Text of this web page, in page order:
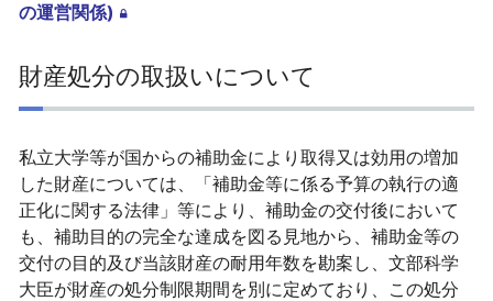
の運営関係)
財産処分の取扱いについて
私立大学等が国からの補助金により取得又は効用の増加
した財産については、「補助金等に係る予算の執行の適
正化に関する法律」等により、補助金の交付後において
も、補助目的の完全な達成を図る見地から、補助金等の
交付の目的及び当該財産の耐用年数を勘案し、文部科学
大臣が財産の処分制限期間を別に定めており、この処分